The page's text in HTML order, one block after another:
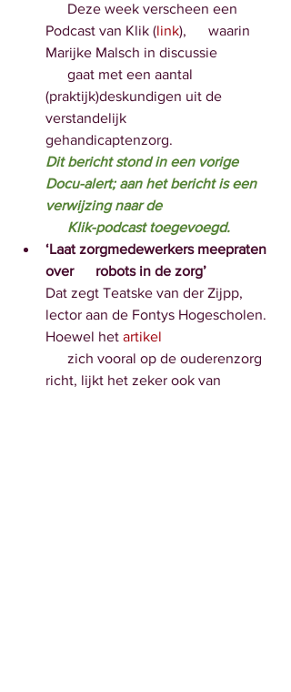
Podcast van Klik (link),      waarin
Marijke Malsch in discussie
(praktijk)deskundigen uit de
verstandelijk
gehandicaptenzorg.
Dit bericht stond in een vorige
Docu-alert; aan het bericht is een
verwijzing naar de
      Klik-podcast toegevoegd.
‘Laat zorgmedewerkers meepraten
over      robots in de zorg’
Dat zegt Teatske van der Zijpp,
lector aan de Fontys Hogescholen.
Hoewel het artikel
richt, lijkt het zeker ook van